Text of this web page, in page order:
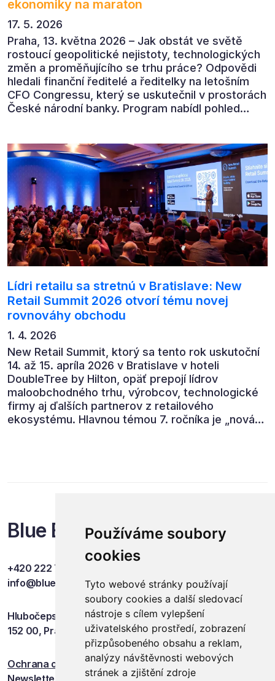
Používáme soubory
cookies
Tyto webové stránky používají
soubory cookies a další sledovací
nástroje s cílem vylepšení
uživatelského prostředí, zobrazení
přizpůsobeného obsahu a reklam,
analýzy návštěvnosti webových
stránek a zjištění zdroje
ekonomiky na maraton
17. 5. 2026
Praha, 13. května 2026 – Jak obstát ve světě
rostoucí geopolitické nejistoty, technologických
změn a proměňujícího se trhu práce? Odpovědi
hledali finanční ředitelé a ředitelky na letošním
CFO Congressu, který se uskutečnil v prostorách
České národní banky. Program nabídl pohled
automatizaci, leadership i budoucnost role CFO.
Lídri retailu sa stretnú v Bratislave: New
Retail Summit 2026 otvorí tému novej
rovnováhy obchodu
1. 4. 2026
New Retail Summit, ktorý sa tento rok uskutoční
14. až 15. apríla 2026 v Bratislave v hoteli
DoubleTree by Hilton, opäť prepojí lídrov
maloobchodného trhu, výrobcov, technologické
firmy aj ďalších partnerov z retailového
ekosystému. Hlavnou témou 7. ročníka je „nová
Blue Events
+420 222 749 841
info@blueevents.eu
Hlubočepská 701/38c
152 00, Praha 5
Ochrana osobních údajů
Newsletter